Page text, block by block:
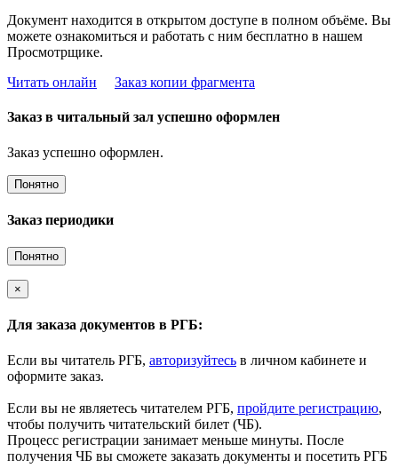
Документ находится в открытом доступе в полном объёме. Вы
можете ознакомиться и работать с ним бесплатно в нашем
Просмотрщике.
Читать онлайн
Заказ копии фрагмента
Заказ в читальный зал успешно оформлен
Заказ успешно оформлен.
Понятно
Заказ периодики
Понятно
×
Для заказа документов в РГБ:
Если вы читатель РГБ, авторизуйтесь в личном кабинете и
оформите заказ.
Если вы не являетесь читателем РГБ, пройдите регистрацию,
чтобы получить читательский билет (ЧБ).
Процесс регистрации занимает меньше минуты. После
получения ЧБ вы сможете заказать документы и посетить РГБ